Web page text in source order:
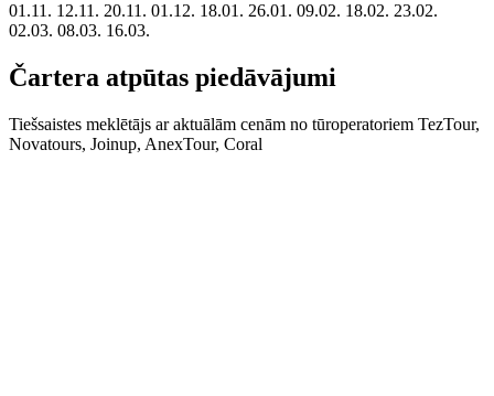
01.11. 12.11. 20.11. 01.12. 18.01. 26.01. 09.02. 18.02. 23.02.
02.03. 08.03. 16.03.
Čartera atpūtas piedāvājumi
Tiešsaistes meklētājs ar aktuālām cenām no tūroperatoriem TezTour,
Novatours, Joinup, AnexTour, Coral